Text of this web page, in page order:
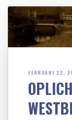
FEBRUARI 22,